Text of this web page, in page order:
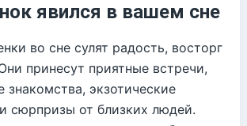
явился в вашем сне
во сне сулят радость, восторг
принесут приятные встречи,
знакомства, экзотические
сюрпризы от близких людей.